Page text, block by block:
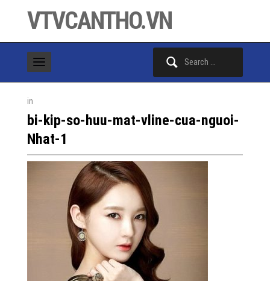
VTVCANTHO.VN
in
bi-kip-so-huu-mat-vline-cua-nguoi-
Nhat-1